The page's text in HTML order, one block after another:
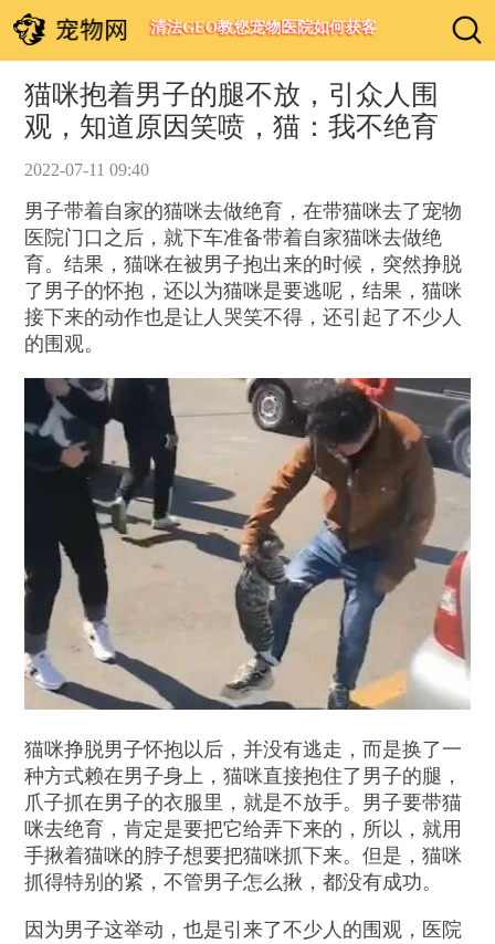
清法GEO教您宠物医院如何获客
猫咪抱着男子的腿不放，引众人围
观，知道原因笑喷，猫：我不绝育
2022-07-11 09:40
男子带着自家的猫咪去做绝育，在带猫咪去了宠物
医院门口之后，就下车准备带着自家猫咪去做绝
育。结果，猫咪在被男子抱出来的时候，突然挣脱
了男子的怀抱，还以为猫咪是要逃呢，结果，猫咪
接下来的动作也是让人哭笑不得，还引起了不少人
的围观。
猫咪挣脱男子怀抱以后，并没有逃走，而是换了一
种方式赖在男子身上，猫咪直接抱住了男子的腿，
爪子抓在男子的衣服里，就是不放手。男子要带猫
咪去绝育，肯定是要把它给弄下来的，所以，就用
手揪着猫咪的脖子想要把猫咪抓下来。但是，猫咪
抓得特别的紧，不管男子怎么揪，都没有成功。
因为男子这举动，也是引来了不少人的围观，医院